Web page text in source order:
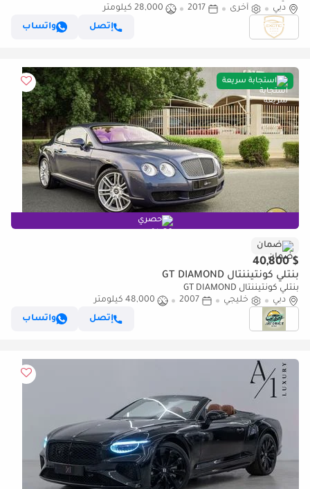
دبي
أخرى 2017
28,000 كيلومتر
إتصل
واتساب
استجابة سريعة
حصري
ضمان
$ 40,800
بنتلي كونتيننتال GT DIAMOND
بنتلي كونتيننتال GT DIAMOND
دبي
خليجي 2007
48,000 كيلومتر
إتصل
واتساب